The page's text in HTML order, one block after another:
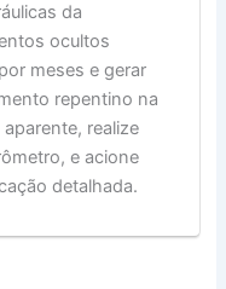
da
ocultos
meses e gerar
repentino na
realize
e acione
detalhada.